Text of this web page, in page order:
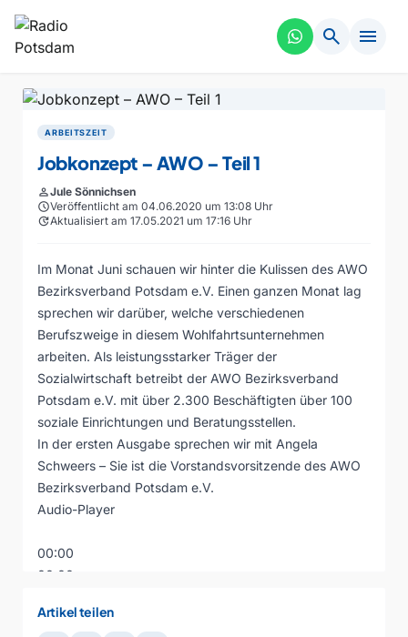
search menu
ARBEITSZEIT
Jobkonzept – AWO – Teil 1
personJule Sönnichsen
scheduleVeröffentlicht am 04.06.2020 um 13:08 Uhr
updateAktualisiert am 17.05.2021 um 17:16 Uhr
Im Monat Juni schauen wir hinter die Kulissen des AWO
Bezirksverband Potsdam e.V. Einen ganzen Monat lag
sprechen wir darüber, welche verschiedenen
Berufszweige in diesem Wohlfahrtsunternehmen
arbeiten. Als leistungsstarker Träger der
Sozialwirtschaft betreibt der AWO Bezirksverband
Potsdam e.V. mit über 2.300 Beschäftigten über 100
soziale Einrichtungen und Beratungsstellen.
In der ersten Ausgabe sprechen wir mit Angela
Schweers – Sie ist die Vorstandsvorsitzende des AWO
Bezirksverband Potsdam e.V.
Audio-Player
00:00
00:00
Artikel teilen